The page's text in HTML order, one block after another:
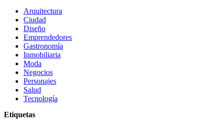
Arquitectura
Ciudad
Diseño
Emprendedores
Gastronomía
Inmobiliaria
Moda
Negocios
Personajes
Salud
Tecnología
Etiquetas